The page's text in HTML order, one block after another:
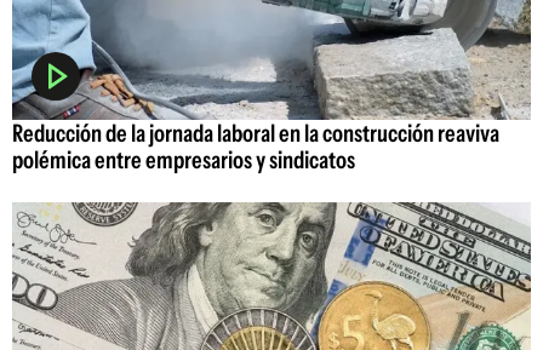
Reducción de la jornada laboral en la construcción reaviva
polémica entre empresarios y sindicatos